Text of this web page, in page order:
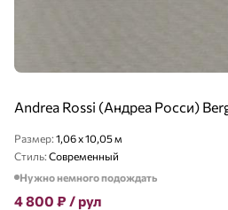
Andrea Rossi (Андреа Росси)
Размер: 1,06 x 10,05 м
Стиль: Современный
Нужно немного подождать
4 800 ₽ / рул